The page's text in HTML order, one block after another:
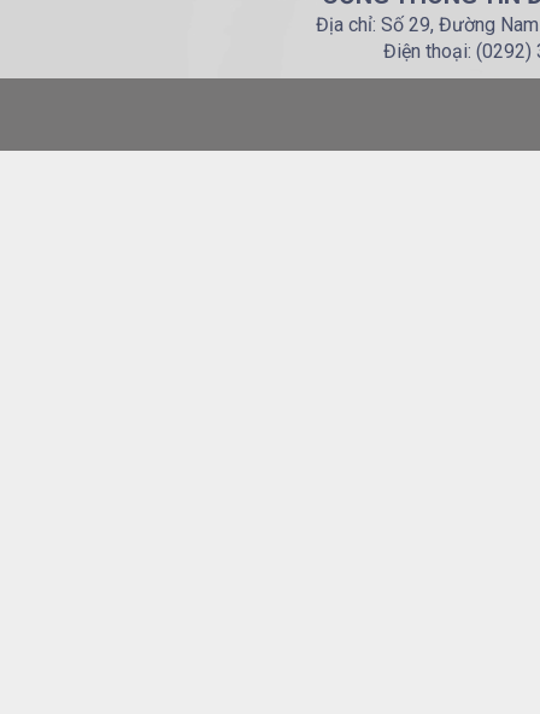
Địa chỉ: Số 29, Đường
Điện thoại: (0292)